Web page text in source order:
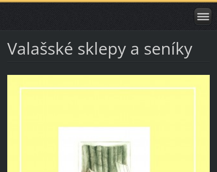
Valašské sklepy a seníky